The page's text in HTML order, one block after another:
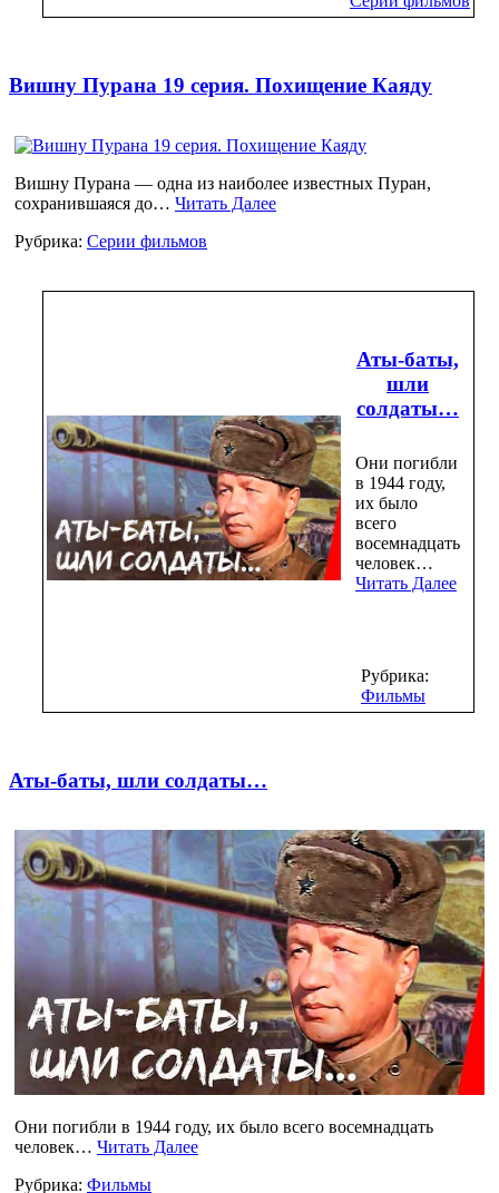
Вишну Пурана 19 серия. Похищение Каяду
Вишну Пурана — одна из наиболее известных Пуран,
сохранившаяся до… Читать Далее
Рубрика: Серии фильмов
Аты-баты,
шли
солдаты…
Они погибли
в 1944 году,
их было
всего
восемнадцать
человек…
Читать Далее
Рубрика:
Фильмы
Аты-баты, шли солдаты…
Они погибли в 1944 году, их было всего восемнадцать
человек… Читать Далее
Рубрика: Фильмы